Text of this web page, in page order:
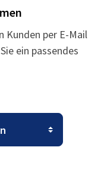
Kunden per E-Mail
ein passendes